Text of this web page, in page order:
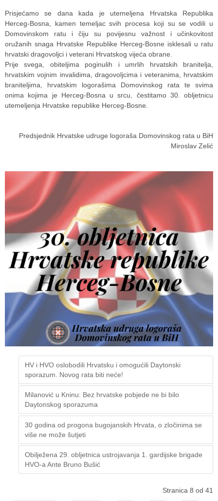
Prisjećamo se dana kada je utemeljena Hrvatska Republika
Herceg-Bosna, kamen temeljac svih procesa koji su se vodili u
Domovinskom ratu i čiju su povijesnu važnost i učinkovitost
oružanih snaga Hrvatske Republike Herceg-Bosne isklesali u ratu
hrvatski dragovoljci i veterani Hrvatskog vijeća obrane.
Prije svega, obiteljima poginulih i umrlih hrvatskih branitelja,
hrvatskim vojnim invalidima, dragovoljcima i veteranima, hrvatskim
braniteljima, hrvatskim logorašima Domovinskog rata te svima
onima kojima je Herceg-Bosna u srcu, čestitamo 30. obljetnicu
utemeljenja Hrvatske republike Herceg-Bosne.
Predsjednik Hrvatske udruge logoraša Domovinskog rata u BiH
Miroslav Zelić
HV i HVO oslobodili Hrvatsku i omogućili Daytonski
sporazum. Novog rata biti neće!
Milanović u Kninu: Bez hrvatske pobjede ne bi bilo
Daytonskog sporazuma
30 godina od progona bugojanskih Hrvata, o zločinima se
više ne može šutjeti
Obilježena 29. obljetnica ustrojavanja 1. gardijske brigade
HVO-a Ante Bruno Bušić
Stranica 8 od 41